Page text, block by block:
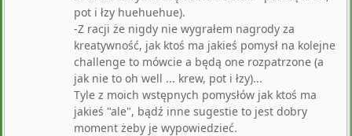
pot i łzy huehuehue).
-Z racji że nigdy nie wygrałem nagrody za
kreatywność, jak ktoś ma jakieś pomysł na kolejne
challenge to mówcie a będą one rozpatrzone (a
jak nie to oh well ... krew, pot i łzy)...
Tyle z moich wstępnych pomysłów jak ktoś ma
jakieś "ale", bądź inne sugestie to jest dobry
moment żeby je wypowiedzieć.